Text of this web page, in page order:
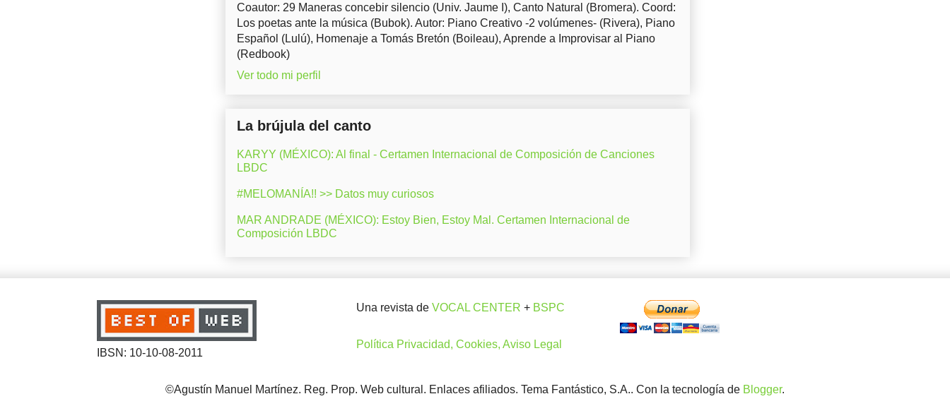
Coautor: 29 Maneras concebir silencio (Univ. Jaume I), Canto Natural (Bromera). Coord:
Los poetas ante la música (Bubok). Autor: Piano Creativo -2 volúmenes- (Rivera), Piano
Español (Lulú), Homenaje a Tomás Bretón (Boileau), Aprende a Improvisar al Piano
(Redbook)
Ver todo mi perfil
La brújula del canto
KARYY (MÉXICO): Al final - Certamen Internacional de Composición de Canciones
LBDC
#MELOMANÍA!! >> Datos muy curiosos
MAR ANDRADE (MÉXICO): Estoy Bien, Estoy Mal. Certamen Internacional de
Composición LBDC
IBSN: 10-10-08-2011
Una revista de VOCAL CENTER + BSPC
Política Privacidad, Cookies, Aviso Legal
©Agustín Manuel Martínez. Reg. Prop. Web cultural. Enlaces afiliados. Tema Fantástico, S.A.. Con la tecnología de Blogger.